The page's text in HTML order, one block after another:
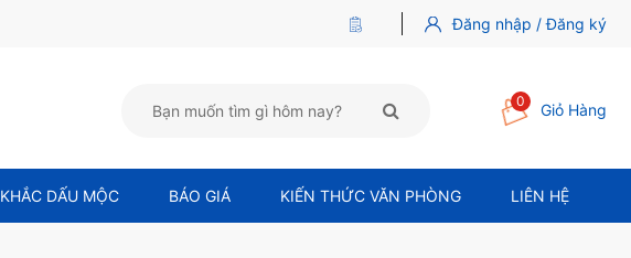
Đăng nhập / Đăng ký
0 Giỏ Hàng
KHẮC DẤU MỘC BÁO GIÁ KIẾN THỨC VĂN PHÒNG LIÊN HỆ